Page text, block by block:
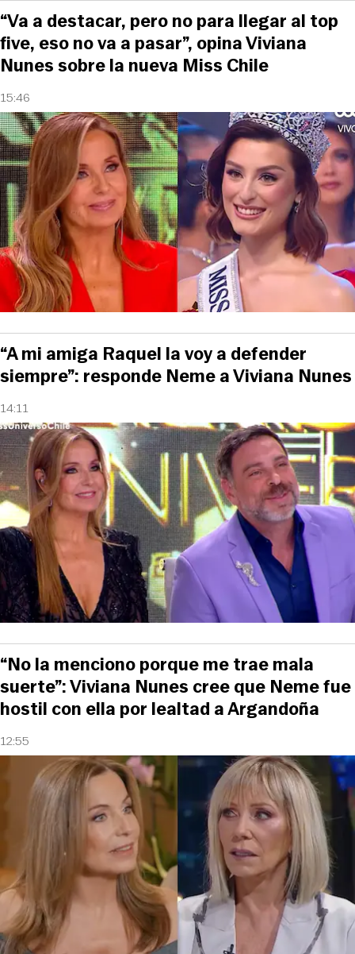
15:46
“Va a destacar, pero no para llegar al top
five, eso no va a pasar”, opina Viviana
Nunes sobre la nueva Miss Chile
14:11
“A mi amiga Raquel la voy a defender
siempre”: responde Neme a Viviana Nunes
12:55
“No la menciono porque me trae mala
suerte”: Viviana Nunes cree que Neme fue
hostil con ella por lealtad a Argandoña